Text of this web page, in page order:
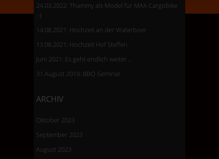
24.03.2022: Thammy als Model für MAX-Cargobike
:-)
14.08.2021: Hochzeit an der Waterboer
13.08.2021: Hochzeit Hof Steffen
Juni 2021: Es geht endlich weiter …
31.August 2019: BBQ-Seminar
ARCHIV
Oktober 2023
September 2023
August 2023